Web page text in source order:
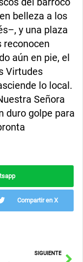
belleza a los
y una plaza
reconocen
aún en pie, el
Virtudes
lo local.
Señora
duro golpe para
Compartir en X
SIGUIENTE